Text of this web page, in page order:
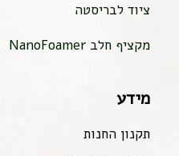
ציוד לבריסטה
מקציף חלב NanoFoamer
מידע
תקנון החנות